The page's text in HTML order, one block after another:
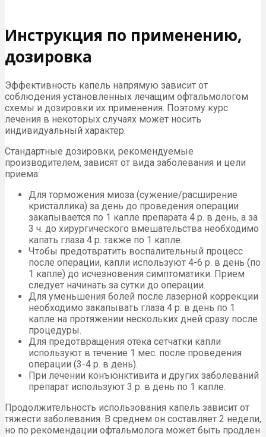
Инструкция по применению,
дозировка
Эффективность капель напрямую зависит от
соблюдения установленных лечащим офтальмологом
схемы и дозировки их применения. Поэтому курс
лечения в некоторых случаях может носить
индивидуальный характер.
Стандартные дозировки, рекомендуемые
производителем, зависят от вида заболевания и цели
приема:
Для торможения миоза (сужение/расширение
кристаллика) за день до проведения операции
закапывается по 1 капле препарата 4 р. в день, а за
3 ч. до хирургического вмешательства необходимо
капать глаза 4 р. также по 1 капле.
Чтобы предотвратить воспалительный процесс
после операции, капли используют 4-6 р. в день (по
1 капле) до исчезновения симптоматики. Прием
следует начинать за сутки до операции.
Для уменьшения болей после лазерной коррекции
необходимо закапывать глаза 4 р. в день по 1
капле на протяжении нескольких дней сразу после
процедуры.
Для предотвращения отека сетчатки капли
используют в течение 1 мес. после проведения
операции (3-4 р. в день).
При лечении конъюнктивита и других заболеваний
препарат используют 3 р. в день по 1 капле.
Продолжительность использования капель зависит от
тяжести заболевания. В среднем он составляет 2 недели,
но по рекомендации офтальмолога может быть продлен